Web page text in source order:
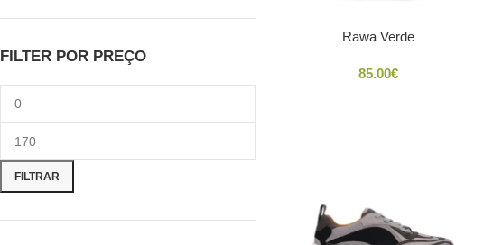
FILTER POR PREÇO
FILTRAR
Rawa Verde
85.00€